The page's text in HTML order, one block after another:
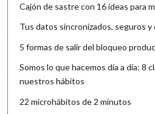
Cajón de sastre con 16 ideas para
Tus datos sincronizados, seguros y
5 formas de salir del bloqueo
Somos lo que hacemos día a día: 8
nuestros hábitos
22 microhábitos de 2 minutos